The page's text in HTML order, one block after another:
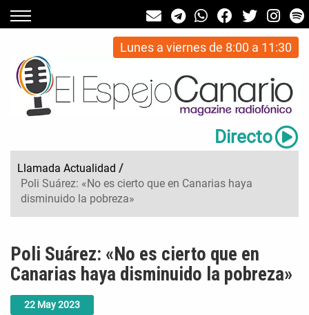
Lunes a viernes de 8:00 a 11:30
Directo
Llamada Actualidad /
Poli Suárez: «No es cierto que en Canarias haya
disminuido la pobreza»
22 May2023
Poli Suárez: «No es cierto que en
Canarias haya disminuido la pobreza»